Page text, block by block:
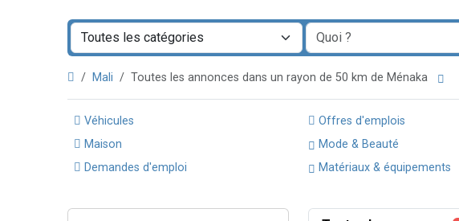
Mali Toutes les annonces dans un rayon de 50 km de Ménaka
Véhicules Offres d'emplois
Maison
Mode & Beauté
Demandes d'emploi
Matériaux & équipements